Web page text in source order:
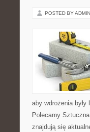
POSTED BY ADMIN
aby wdrożenia były
Polecamy
znajdują się